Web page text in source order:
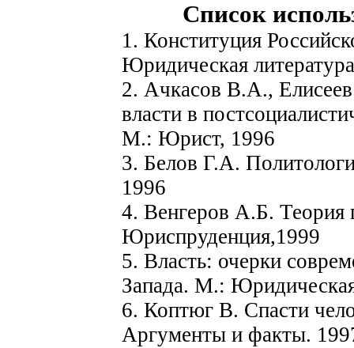
Список
1. Конституция
Юридическая
2. Ачкасов В.А.,
власти в
М.: Юрист, 1996
3. Белов Г.А.
1996
4. Венгеров А.Б. Теория
Юриспруденция,1999
5. Власть: очерки
Запада. М.:
6. Коптюг В. Спасти
Аргументы и факты.